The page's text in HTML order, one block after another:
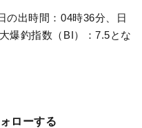
の出時間：04時36分、日
爆釣指数（BI）：7.5とな
ローする